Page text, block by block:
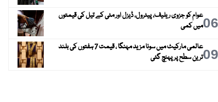
06عوام کو جزوی ریلیف، پیٹرول، ڈیزل اور مٹی کے تیل کی قیمتوں
میں کمی
09
عالمی مارکیٹ میں سونا مزید مہنگا ، قیمت 7 ہفتوں کی بلند
ترین سطح پر پہنچ گئی